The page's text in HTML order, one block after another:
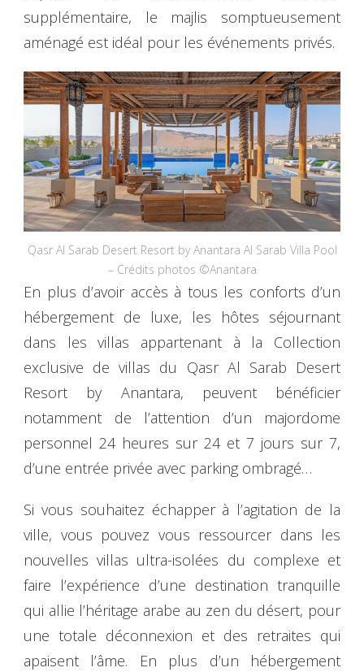
supplémentaire, le majlis somptueusement
aménagé est idéal pour les événements privés.
Qasr Al Sarab Desert Resort by Anantara Al Sarab Villa Pool
– Crédits photos ©Anantara
En plus d’avoir accès à tous les conforts d’un
hébergement de luxe, les hôtes séjournant
dans les villas appartenant à la Collection
exclusive de villas du Qasr Al Sarab Desert
Resort by Anantara, peuvent bénéficier
notamment de l’attention d’un majordome
personnel 24 heures sur 24 et 7 jours sur 7,
d’une entrée privée avec parking ombragé…
Si vous souhaitez échapper à l’agitation de la
ville, vous pouvez vous ressourcer dans les
nouvelles villas ultra-isolées du complexe et
faire l’expérience d’une destination tranquille
qui allie l’héritage arabe au zen du désert, pour
une totale déconnexion et des retraites qui
apaisent l’âme. En plus d’un hébergement